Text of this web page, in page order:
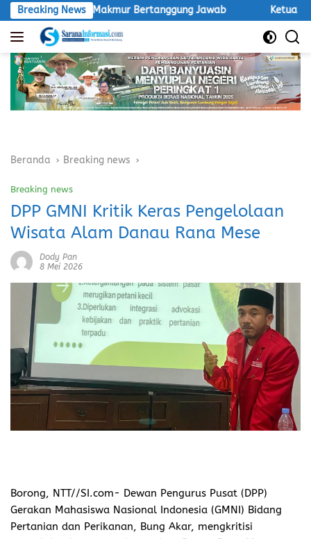
Langsung
ke
konten
Breaking News
Agro Makmur Bertanggung Jawab Ketua LSM Macan
Beranda Breaking news
Breaking news
DPP GMNI Kritik Keras Pengelolaan
Wisata Alam Danau Rana Mese
Dody Pan
8 Mei 2026
Borong, NTT//SI.com- Dewan Pengurus Pusat (DPP)
Gerakan Mahasiswa Nasional Indonesia (GMNI) Bidang
Pertanian dan Perikanan, Bung Akar, mengkritisi